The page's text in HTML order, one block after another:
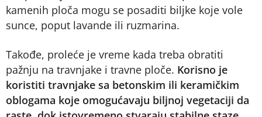
kamenih ploča mogu se posaditi biljke koje vole
sunce, poput lavande ili ruzmarina.
Takođe, proleće je vreme kada treba obratiti
pažnju na travnjake i travne ploče. Korisno je
koristiti travnjake sa betonskim ili keramičkim
oblogama koje omogućavaju biljnoj vegetaciji da